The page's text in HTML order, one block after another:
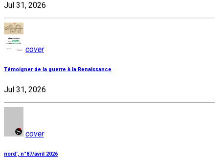
Jul 31, 2026
cover
Témoigner de la guerre à la Renaissance
Jul 31, 2026
cover
nord', n°87/avril 2026